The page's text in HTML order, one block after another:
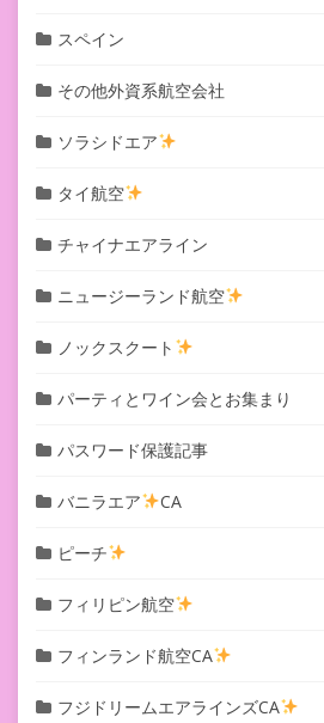
スペイン
その他外資系航空会社
ソラシドエア
タイ航空
チャイナエアライン
ニュージーランド航空
ノックスクート
パーティとワイン会とお集まり
パスワード保護記事
バニラエア CA
ピーチ
フィリピン航空
フィンランド航空CA
フジドリームエアラインズCA